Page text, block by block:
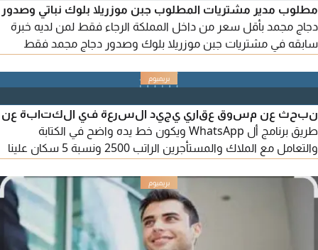
مطلوب مدير مشتريات المطلوب جبن موزريلا بلوك نباتي وصدور
دجاج مجمد بأقل سعر من داخل المملكة الرجاء فقط لمن لديه خبرة
سابقه في مشتريات جبن موزريلا بلوك وصدور دجاج مجمد فقط
للخبية سابقه ميداني لعدم الاحراج وتضيع الوقت الرياض السلي
نبحث عن مسوق عقاري يجيد السرعة في الكتابة عن
طريق برنامج أل WhatsApp ويكون خط يده واضح في الكتابة
والتعامل مع الملاك والمستأجرين الراتب 2500 ونسبة 5 سكان علينا